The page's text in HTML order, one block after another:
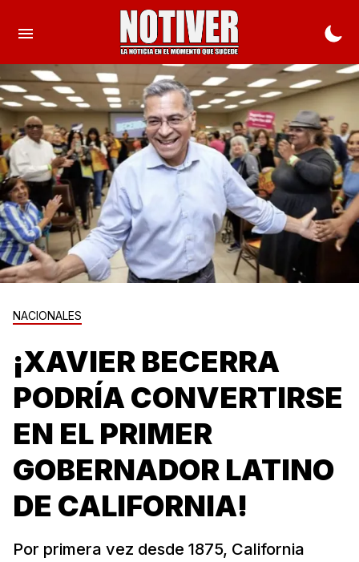
NACIONALES
¡XAVIER BECERRA
PODRÍA CONVERTIRSE
EN EL PRIMER
GOBERNADOR LATINO
DE CALIFORNIA!
Por primera vez desde 1875, California